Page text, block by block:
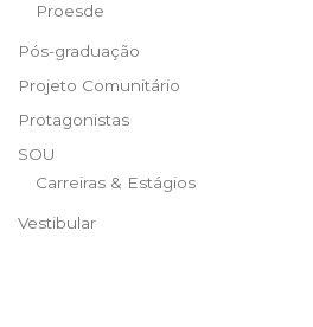
Proesde
Pós-graduação
Projeto Comunitário
Protagonistas
SOU
Carreiras & Estágios
Vestibular